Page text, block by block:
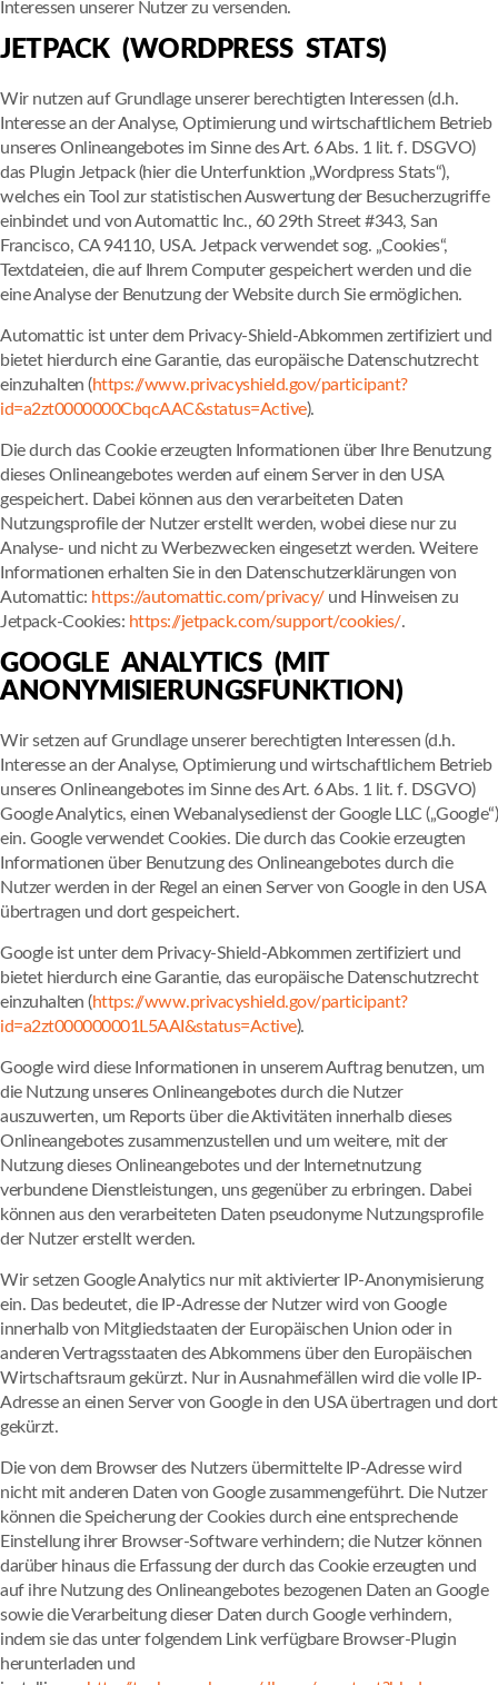
Interessen unserer Nutzer zu versenden.
JETPACK (WORDPRESS STATS)
Wir nutzen auf Grundlage unserer berechtigten Interessen (d.h.
Interesse an der Analyse, Optimierung und wirtschaftlichem Betrieb
unseres Onlineangebotes im Sinne des Art. 6 Abs. 1 lit. f. DSGVO)
das Plugin Jetpack (hier die Unterfunktion „Wordpress Stats“),
welches ein Tool zur statistischen Auswertung der Besucherzugriffe
einbindet und von Automattic Inc., 60 29th Street #343, San
Francisco, CA 94110, USA. Jetpack verwendet sog. „Cookies“,
Textdateien, die auf Ihrem Computer gespeichert werden und die
eine Analyse der Benutzung der Website durch Sie ermöglichen.
Automattic ist unter dem Privacy-Shield-Abkommen zertifiziert und
bietet hierdurch eine Garantie, das europäische Datenschutzrecht
einzuhalten (https://www.privacyshield.gov/participant?
id=a2zt0000000CbqcAAC&status=Active).
Die durch das Cookie erzeugten Informationen über Ihre Benutzung
dieses Onlineangebotes werden auf einem Server in den USA
gespeichert. Dabei können aus den verarbeiteten Daten
Nutzungsprofile der Nutzer erstellt werden, wobei diese nur zu
Analyse- und nicht zu Werbezwecken eingesetzt werden. Weitere
Informationen erhalten Sie in den Datenschutzerklärungen von
Automattic: https://automattic.com/privacy/und Hinweisen zu
Jetpack-Cookies: https://jetpack.com/support/cookies/.
GOOGLE ANALYTICS (MIT
ANONYMISIERUNGSFUNKTION)
Wir setzen auf Grundlage unserer berechtigten Interessen (d.h.
Interesse an der Analyse, Optimierung und wirtschaftlichem Betrieb
unseres Onlineangebotes im Sinne des Art. 6 Abs. 1 lit. f. DSGVO)
Google Analytics, einen Webanalysedienst der Google LLC („Google“)
ein. Google verwendet Cookies. Die durch das Cookie erzeugten
Informationen über Benutzung des Onlineangebotes durch die
Nutzer werden in der Regel an einen Server von Google in den USA
übertragen und dort gespeichert.
Google ist unter dem Privacy-Shield-Abkommen zertifiziert und
bietet hierdurch eine Garantie, das europäische Datenschutzrecht
einzuhalten (https://www.privacyshield.gov/participant?
id=a2zt000000001L5AAI&status=Active).
Google wird diese Informationen in unserem Auftrag benutzen, um
die Nutzung unseres Onlineangebotes durch die Nutzer
auszuwerten, um Reports über die Aktivitäten innerhalb dieses
Onlineangebotes zusammenzustellen und um weitere, mit der
Nutzung dieses Onlineangebotes und der Internetnutzung
verbundene Dienstleistungen, uns gegenüber zu erbringen. Dabei
können aus den verarbeiteten Daten pseudonyme Nutzungsprofile
der Nutzer erstellt werden.
Wir setzen Google Analytics nur mit aktivierter IP-Anonymisierung
ein. Das bedeutet, die IP-Adresse der Nutzer wird von Google
innerhalb von Mitgliedstaaten der Europäischen Union oder in
anderen Vertragsstaaten des Abkommens über den Europäischen
Wirtschaftsraum gekürzt. Nur in Ausnahmefällen wird die volle IP-
Adresse an einen Server von Google in den USA übertragen und dort
gekürzt.
Die von dem Browser des Nutzers übermittelte IP-Adresse wird
nicht mit anderen Daten von Google zusammengeführt. Die Nutzer
können die Speicherung der Cookies durch eine entsprechende
Einstellung ihrer Browser-Software verhindern; die Nutzer können
darüber hinaus die Erfassung der durch das Cookie erzeugten und
auf ihre Nutzung des Onlineangebotes bezogenen Daten an Google
sowie die Verarbeitung dieser Daten durch Google verhindern,
indem sie das unter folgendem Link verfügbare Browser-Plugin
herunterladen und